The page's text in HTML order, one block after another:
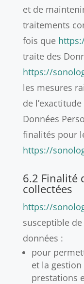
et de
traitements
fois que
traite des
https://
les mesures
de
Données
finalités pour
https://
6.2 Finalité
collectées
https://
susceptible
données :
pour
et la
prestations